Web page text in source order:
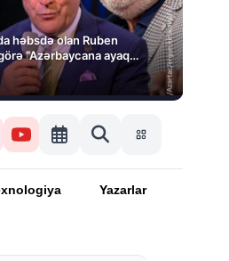
həbsdə olan Ruben
“Azərbaycana ayaq
dedi və…
Yazarlar